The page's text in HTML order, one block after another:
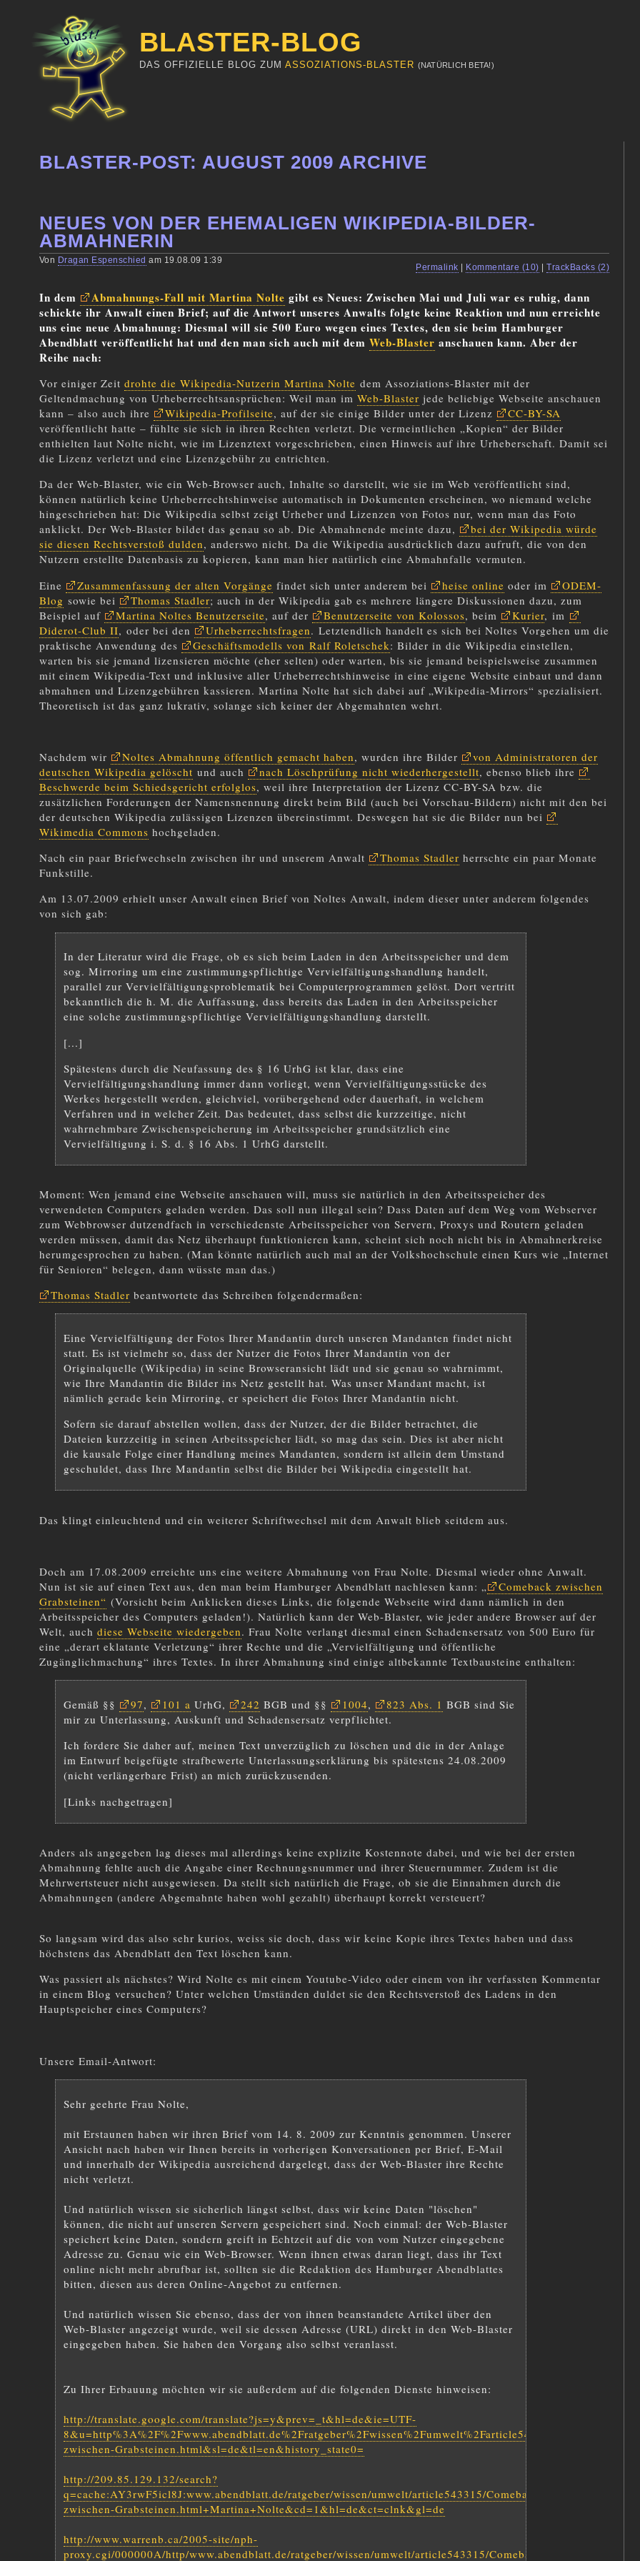
BLASTER-BLOG
DAS OFFIZIELLE BLOG ZUM ASSOZIATIONS-BLASTER (NATÜRLICH BETA!)
BLASTER-POST: AUGUST 2009 ARCHIVE
NEUES VON DER EHEMALIGEN WIKIPEDIA-BILDER-
ABMAHNERIN
Von Dragan Espenschied am 19.08.09 1:39
Permalink | Kommentare (10) |TrackBacks (2)
In dem Abmahnungs-Fall mit Martina Nolte gibt es Neues: Zwischen Mai und Juli war es ruhig, dann
schickte ihr Anwalt einen Brief; auf die Antwort unseres Anwalts folgte keine Reaktion und nun erreichte
uns eine neue Abmahnung: Diesmal will sie 500 Euro wegen eines Textes, den sie beim Hamburger
Abendblatt veröffentlicht hat und den man sich auch mit dem Web-Blaster anschauen kann. Aber der
Reihe nach:
Vor einiger Zeit drohte die Wikipedia-Nutzerin Martina Nolte dem Assoziations-Blaster mit der
Geltendmachung von Urheberrechtsansprüchen: Weil man im Web-Blaster jede beliebige Webseite anschauen
kann – also auch ihre
Wikipedia-Profilseite, auf der sie einige Bilder unter der Lizenz
CC-BY-SA
veröffentlicht hatte – fühlte sie sich in ihren Rechten verletzt. Die vermeintlichen „Kopien“ der Bilder
enthielten laut Nolte nicht, wie im Lizenztext vorgeschrieben, einen Hinweis auf ihre Urheberschaft. Damit sei
die Lizenz verletzt und eine Lizenzgebühr zu entrichten.
Da der Web-Blaster, wie ein Web-Browser auch, Inhalte so darstellt, wie sie im Web veröffentlicht sind,
können natürlich keine Urheberrechtshinweise automatisch in Dokumenten erscheinen, wo niemand welche
hingeschrieben hat: Die Wikipedia selbst zeigt Urheber und Lizenzen von Fotos nur, wenn man das Foto
anklickt. Der Web-Blaster bildet das genau so ab. Die Abmahnende meinte dazu,
bei der Wikipedia würde
sie diesen Rechtsverstoß dulden, anderswo nicht. Da die Wikipedia ausdrücklich dazu aufruft, die von den
Nutzern erstellte Datenbasis zu kopieren, kann man hier natürlich eine Abmahnfalle vermuten.
Eine
Zusammenfassung der alten Vorgänge findet sich unter anderem bei heise online oder im
ODEM-
Blog sowie bei Thomas Stadler; auch in der Wikipedia gab es mehrere längere Diskussionen dazu, zum
Beispiel auf
Martina Noltes Benutzerseite, auf der Benutzerseite von Kolossos, beim Kurier, im
Diderot-Club II, oder bei den Urheberrechtsfragen. Letztendlich handelt es sich bei Noltes Vorgehen um die
praktische Anwendung des
Geschäftsmodells von Ralf Roletschek: Bilder in die Wikipedia einstellen,
warten bis sie jemand lizensieren möchte (eher selten) oder warten, bis sie jemand beispielsweise zusammen
mit einem Wikipedia-Text und inklusive aller Urheberrechtshinweise in eine eigene Website einbaut und dann
abmahnen und Lizenzgebühren kassieren. Martina Nolte hat sich dabei auf „Wikipedia-Mirrors“ spezialisiert.
Theoretisch ist das ganz lukrativ, solange sich keiner der Abgemahnten wehrt.
Nachdem wir Noltes Abmahnung öffentlich gemacht haben, wurden ihre Bilder
von Administratoren der
deutschen Wikipedia gelöscht und auch nach Löschprüfung nicht wiederhergestellt, ebenso blieb ihre
Beschwerde beim Schiedsgericht erfolglos, weil ihre Interpretation der Lizenz CC-BY-SA bzw. die
zusätzlichen Forderungen der Namensnennung direkt beim Bild (auch bei Vorschau-Bildern) nicht mit den bei
der deutschen Wikipedia zulässigen Lizenzen übereinstimmt. Deswegen hat sie die Bilder nun bei
Wikimedia Commons hochgeladen.
Nach ein paar Briefwechseln zwischen ihr und unserem Anwalt
Thomas Stadler herrschte ein paar Monate
Funkstille.
Am 13.07.2009 erhielt unser Anwalt einen Brief von Noltes Anwalt, indem dieser unter anderem folgendes
von sich gab:
In der Literatur wird die Frage, ob es sich beim Laden in den Arbeitsspeicher und dem
sog. Mirroring um eine zustimmungspflichtige Vervielfältigungshandlung handelt,
parallel zur Vervielfältigungsproblematik bei Computerprogrammen gelöst. Dort vertritt
bekanntlich die h. M. die Auffassung, dass bereits das Laden in den Arbeitsspeicher
eine solche zustimmungspflichtige Vervielfältigungshandlung darstellt.
[...]
Spätestens durch die Neufassung des § 16 UrhG ist klar, dass eine
Vervielfältigungshandlung immer dann vorliegt, wenn Vervielfältigungsstücke des
Werkes hergestellt werden, gleichviel, vorübergehend oder dauerhaft, in welchem
Verfahren und in welcher Zeit. Das bedeutet, dass selbst die kurzzeitige, nicht
wahrnehmbare Zwischenspeicherung im Arbeitsspeicher grundsätzlich eine
Vervielfältigung i. S. d. § 16 Abs. 1 UrhG darstellt.
Moment: Wen jemand eine Webseite anschauen will, muss sie natürlich in den Arbeitsspeicher des
verwendeten Computers geladen werden. Das soll nun illegal sein? Dass Daten auf dem Weg vom Webserver
zum Webbrowser dutzendfach in verschiedenste Arbeitsspeicher von Servern, Proxys und Routern geladen
werden müssen, damit das Netz überhaupt funktionieren kann, scheint sich noch nicht bis in Abmahnerkreise
herumgesprochen zu haben. (Man könnte natürlich auch mal an der Volkshochschule einen Kurs wie „Internet
für Senioren“ belegen, dann wüsste man das.)
Thomas Stadler beantwortete das Schreiben folgendermaßen:
Eine Vervielfältigung der Fotos Ihrer Mandantin durch unseren Mandanten findet nicht
statt. Es ist vielmehr so, dass der Nutzer die Fotos Ihrer Mandantin von der
Originalquelle (Wikipedia) in seine Browseransicht lädt und sie genau so wahrnimmt,
wie Ihre Mandantin die Bilder ins Netz gestellt hat. Was unser Mandant macht, ist
nämlich gerade kein Mirroring, er speichert die Fotos Ihrer Mandantin nicht.
Sofern sie darauf abstellen wollen, dass der Nutzer, der die Bilder betrachtet, die
Dateien kurzzeitig in seinen Arbeitsspeicher lädt, so mag das sein. Dies ist aber nicht
die kausale Folge einer Handlung meines Mandanten, sondern ist allein dem Umstand
geschuldet, dass Ihre Mandantin selbst die Bilder bei Wikipedia eingestellt hat.
Das klingt einleuchtend und ein weiterer Schriftwechsel mit dem Anwalt blieb seitdem aus.
Doch am 17.08.2009 erreichte uns eine weitere Abmahnung von Frau Nolte. Diesmal wieder ohne Anwalt.
Nun ist sie auf einen Text aus, den man beim Hamburger Abendblatt nachlesen kann: „
Comeback zwischen
Grabsteinen“ (Vorsicht beim Anklicken dieses Links, die folgende Webseite wird dann nämlich in den
Arbeitsspeicher des Computers geladen!). Natürlich kann der Web-Blaster, wie jeder andere Browser auf der
Welt, auch diese Webseite wiedergeben. Frau Nolte verlangt diesmal einen Schadensersatz von 500 Euro für
eine „derart eklatante Verletzung“ ihrer Rechte und die „Vervielfältigung und öffentliche
Zugänglichmachung“ ihres Textes. In ihrer Abmahnung sind einige altbekannte Textbausteine enthalten:
Gemäß §§ 97, 101 a UrhG, 242 BGB und §§ 1004, 823 Abs. 1 BGB sind Sie
mir zu Unterlassung, Auskunft und Schadensersatz verpflichtet.
Ich fordere Sie daher auf, meinen Text unverzüglich zu löschen und die in der Anlage
im Entwurf beigefügte strafbewerte Unterlassungserklärung bis spätestens 24.08.2009
(nicht verlängerbare Frist) an mich zurückzusenden.
[Links nachgetragen]
Anders als angegeben lag dieses mal allerdings keine explizite Kostennote dabei, und wie bei der ersten
Abmahnung fehlte auch die Angabe einer Rechnungsnummer und ihrer Steuernummer. Zudem ist die
Mehrwertsteuer nicht ausgewiesen. Da stellt sich natürlich die Frage, ob sie die Einnahmen durch die
Abmahnungen (andere Abgemahnte haben wohl gezahlt) überhaupt korrekt versteuert?
So langsam wird das also sehr kurios, weiss sie doch, dass wir keine Kopie ihres Textes haben und dass
höchstens das Abendblatt den Text löschen kann.
Was passiert als nächstes? Wird Nolte es mit einem Youtube-Video oder einem von ihr verfassten Kommentar
in einem Blog versuchen? Unter welchen Umständen duldet sie den Rechtsverstoß des Ladens in den
Hauptspeicher eines Computers?
Unsere Email-Antwort:
Sehr geehrte Frau Nolte,
mit Erstaunen haben wir ihren Brief vom 14. 8. 2009 zur Kenntnis genommen. Unserer
Ansicht nach haben wir Ihnen bereits in vorherigen Konversationen per Brief, E-Mail
und innerhalb der Wikipedia ausreichend dargelegt, dass der Web-Blaster ihre Rechte
nicht verletzt.
Und natürlich wissen sie sicherlich längst selbst, dass wir keine Daten "löschen"
können, die nicht auf unseren Servern gespeichert sind. Noch einmal: der Web-Blaster
speichert keine Daten, sondern greift in Echtzeit auf die von vom Nutzer eingegebene
Adresse zu. Genau wie ein Web-Browser. Wenn ihnen etwas daran liegt, dass ihr Text
online nicht mehr abrufbar ist, sollten sie die Redaktion des Hamburger Abendblattes
bitten, diesen aus deren Online-Angebot zu entfernen.
Und natürlich wissen Sie ebenso, dass der von ihnen beanstandete Artikel über den
Web-Blaster angezeigt wurde, weil sie dessen Adresse (URL) direkt in den Web-Blaster
eingegeben haben. Sie haben den Vorgang also selbst veranlasst.
Zu Ihrer Erbauung möchten wir sie außerdem auf die folgenden Dienste hinweisen:
http://translate.google.com/translate?js=y&prev=_t&hl=de&ie=UTF-
8&u=http%3A%2F%2Fwww.abendblatt.de%2Fratgeber%2Fwissen%2Fumwelt%2Farticle543315%2FComeback-
zwischen-Grabsteinen.html&sl=de&tl=en&history_state0=
http://209.85.129.132/search?
q=cache:AY3rwF5icl8J:www.abendblatt.de/ratgeber/wissen/umwelt/article543315/Comeback-
zwischen-Grabsteinen.html+Martina+Nolte&cd=1&hl=de&ct=clnk&gl=de
http://www.warrenb.ca/2005-site/nph-
proxy.cgi/000000A/http/www.abendblatt.de/ratgeber/wissen/umwelt/article543315/Comeback-